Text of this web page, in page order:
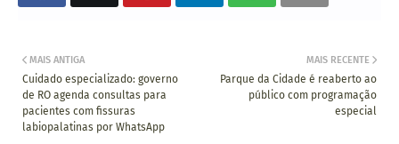
MAIS RECENTE
Parque da Cidade é reaberto ao
público com programação
especial
MAIS ANTIGA
Cuidado especializado: governo
de RO agenda consultas para
pacientes com fissuras
labiopalatinas por WhatsApp